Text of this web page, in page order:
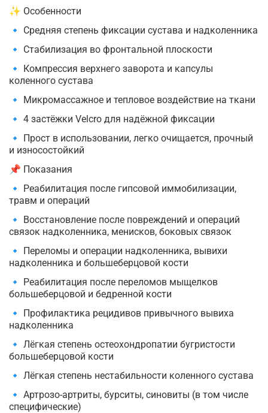
✨ Особенности
🔹 Средняя степень фиксации сустава и надколенника
🔹 Стабилизация во фронтальной плоскости
🔹 Компрессия верхнего заворота и капсулы
коленного сустава
🔹 Микромассажное и тепловое воздействие на ткани
🔹 4 застёжки Velcro для надёжной фиксации
🔹 Прост в использовании, легко очищается, прочный
и износостойкий
📌 Показания
🔹 Реабилитация после гипсовой иммобилизации,
травм и операций
🔹 Восстановление после повреждений и операций
связок надколенника, менисков, боковых связок
🔹 Переломы и операции надколенника, вывихи
надколенника и большеберцовой кости
🔹 Реабилитация после переломов мыщелков
большеберцовой и бедренной кости
🔹 Профилактика рецидивов привычного вывиха
надколенника
🔹 Лёгкая степень остеохондропатии бугристости
большеберцовой кости
🔹 Лёгкая степень нестабильности коленного сустава
🔹 Артрозо-артриты, бурситы, синовиты (в том числе
специфические)